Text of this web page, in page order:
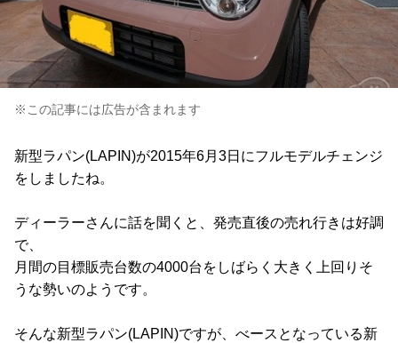
※この記事には広告が含まれます
新型ラパン(LAPIN)が2015年6月3日にフルモデルチェンジ
をしましたね。
ディーラーさんに話を聞くと、発売直後の売れ行きは好調
で、
月間の目標販売台数の4000台をしばらく大きく上回りそ
うな勢いのようです。
そんな新型ラパン(LAPIN)ですが、べースとなっている新